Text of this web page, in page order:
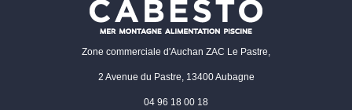
Zone commerciale d'Auchan ZAC Le Pastre,
2 Avenue du Pastre, 13400 Aubagne
04 96 18 00 18